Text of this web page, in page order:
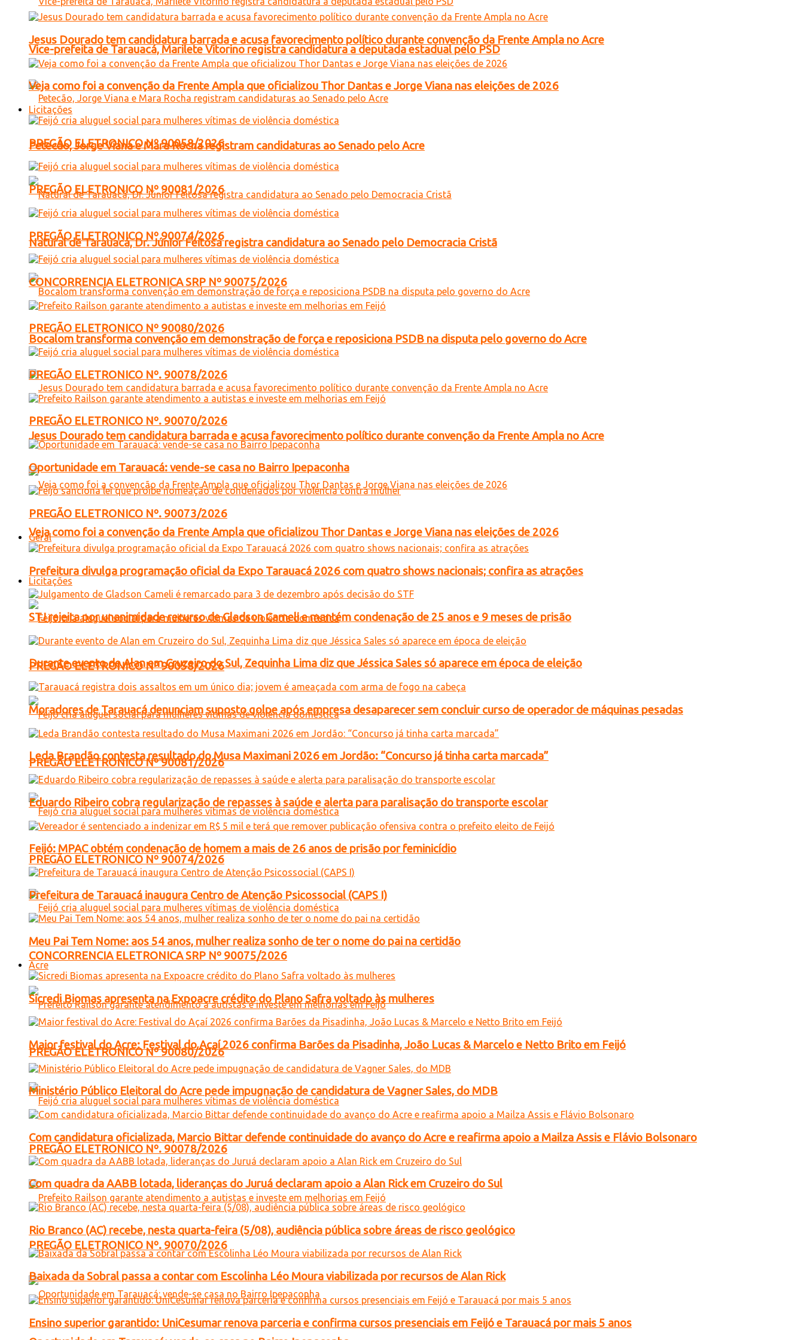
Vice-prefeita de Tarauacá, Marilete Vitorino registra candidatura a deputada estadual pelo PSD
Petecão, Jorge Viana e Mara Rocha registram candidaturas ao Senado pelo Acre
Natural de Tarauacá, Dr. Júnior Feitosa registra candidatura ao Senado pelo Democracia Cristã
Bocalom transforma convenção em demonstração de força e reposiciona PSDB na disputa pelo governo do Acre
Jesus Dourado tem candidatura barrada e acusa favorecimento político durante convenção da Frente Ampla no Acre
Veja como foi a convenção da Frente Ampla que oficializou Thor Dantas e Jorge Viana nas eleições de 2026
Licitações
PREGÃO ELETRONICO Nº 90058/2026
PREGÃO ELETRONICO Nº 90081/2026
PREGÃO ELETRONICO Nº 90074/2026
CONCORRENCIA ELETRONICA SRP Nº 90075/2026
PREGÃO ELETRONICO Nº 90080/2026
PREGÃO ELETRONICO Nº. 90078/2026
PREGÃO ELETRONICO Nº. 90070/2026
Jesus Dourado tem candidatura barrada e acusa favorecimento político durante convenção da Frente Ampla no Acre
Veja como foi a convenção da Frente Ampla que oficializou Thor Dantas e Jorge Viana nas eleições de 2026
Licitações
PREGÃO ELETRONICO Nº 90058/2026
PREGÃO ELETRONICO Nº 90081/2026
PREGÃO ELETRONICO Nº 90074/2026
CONCORRENCIA ELETRONICA SRP Nº 90075/2026
PREGÃO ELETRONICO Nº 90080/2026
PREGÃO ELETRONICO Nº. 90078/2026
PREGÃO ELETRONICO Nº. 90070/2026
Oportunidade em Tarauacá: vende-se casa no Bairro Ipepaconha
PREGÃO ELETRONICO Nº. 90073/2026
Geral
Prefeitura divulga programação oficial da Expo Tarauacá 2026 com quatro shows nacionais; confira as atrações
STJ rejeita por unanimidade recurso de Gladson Cameli e mantém condenação de 25 anos e 9 meses de prisão
Durante evento de Alan em Cruzeiro do Sul, Zequinha Lima diz que Jéssica Sales só aparece em época de eleição
Moradores de Tarauacá denunciam suposto golpe após empresa desaparecer sem concluir curso de operador de máquinas pesadas
Leda Brandão contesta resultado do Musa Maximani 2026 em Jordão: “Concurso já tinha carta marcada”
Eduardo Ribeiro cobra regularização de repasses à saúde e alerta para paralisação do transporte escolar
Feijó: MPAC obtém condenação de homem a mais de 26 anos de prisão por feminicídio
Prefeitura de Tarauacá inaugura Centro de Atenção Psicossocial (CAPS I)
Meu Pai Tem Nome: aos 54 anos, mulher realiza sonho de ter o nome do pai na certidão
Acre
Sicredi Biomas apresenta na Expoacre crédito do Plano Safra voltado às mulheres
Maior festival do Acre: Festival do Açaí 2026 confirma Barões da Pisadinha, João Lucas & Marcelo e Netto Brito em Feijó
Ministério Público Eleitoral do Acre pede impugnação de candidatura de Vagner Sales, do MDB
Com candidatura oficializada, Marcio Bittar defende continuidade do avanço do Acre e reafirma apoio a Mailza Assis e Flávio Bolsonaro
Com quadra da AABB lotada, lideranças do Juruá declaram apoio a Alan Rick em Cruzeiro do Sul
Rio Branco (AC) recebe, nesta quarta-feira (5/08), audiência pública sobre áreas de risco geológico
Baixada da Sobral passa a contar com Escolinha Léo Moura viabilizada por recursos de Alan Rick
Ensino superior garantido: UniCesumar renova parceria e confirma cursos presenciais em Feijó e Tarauacá por mais 5 anos